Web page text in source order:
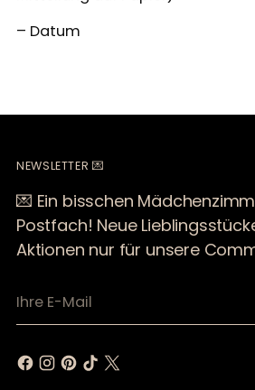
– Datum
NEWSLETTER 💌
💌 Ein bisschen
Postfach! Neue
Aktionen nur für unsere
E-